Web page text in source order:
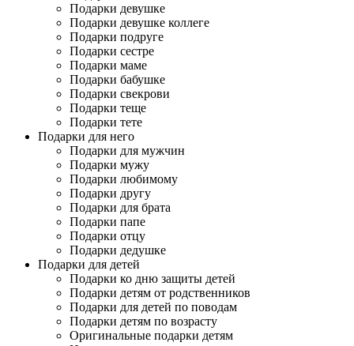
Подарки девушке
Подарки девушке коллеге
Подарки подруге
Подарки сестре
Подарки маме
Подарки бабушке
Подарки свекрови
Подарки теще
Подарки тете
Подарки для него
Подарки для мужчин
Подарки мужу
Подарки любимому
Подарки другу
Подарки для брата
Подарки папе
Подарки отцу
Подарки дедушке
Подарки для детей
Подарки ко дню защиты детей
Подарки детям от родственников
Подарки для детей по поводам
Подарки детям по возрасту
Оригинальные подарки детям